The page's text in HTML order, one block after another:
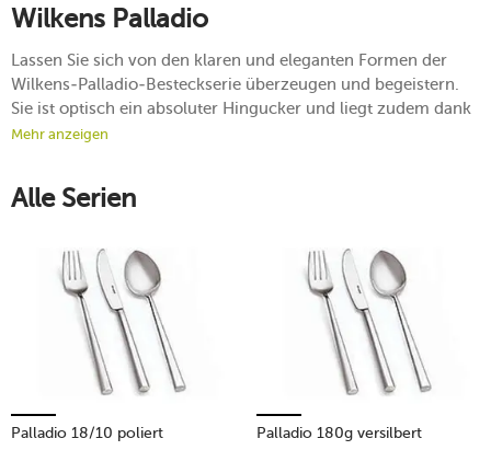
Wilkens Palladio
Lassen Sie sich von den klaren und eleganten Formen der
Wilkens-Palladio-Besteckserie überzeugen und begeistern.
Sie ist optisch ein absoluter Hingucker und liegt zudem dank
ihrer ausbalancierten Proportionen perfekt ergonomisch in
Sie haben die Wahl zwischen polierten und mattierten
von Wilkens Palladio immer für Begeisterung sorgen.
Mehr erfahren!
Mehr anzeigen
Alle Serien
Palladio 18/10 poliert Palladio 180g versilbert